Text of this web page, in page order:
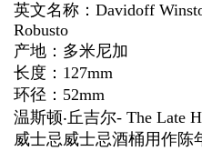
英文名称：Davidoff
Robusto
产地：多米尼加
长度：127mm
环径：52mm
温斯顿‧丘吉尔- The Late
威士忌威士忌酒桶用作陈